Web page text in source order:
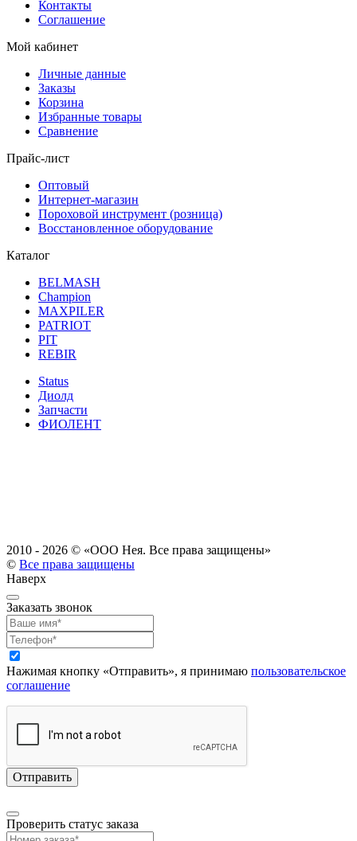
Контакты
Соглашение
Мой кабинет
Личные данные
Заказы
Корзина
Избранные товары
Сравнение
Прайс-лист
Оптовый
Интернет-магазин
Пороховой инструмент (розница)
Восстановленное оборудование
Каталог
BELMASH
Champion
MAXPILER
PATRIOT
PIT
REBIR
Status
Диолд
Запчасти
ФИОЛЕНТ
2010 - 2026 © «ООО Нея. Все права защищены»
© Все права защищены
Наверх
Заказать звонок
Нажимая кнопку «Отправить», я принимаю пользовательское
соглашение
Проверить статус заказа